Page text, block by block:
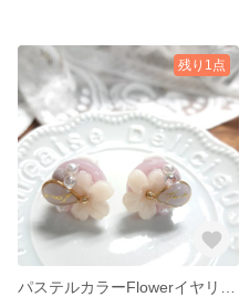
残り1点